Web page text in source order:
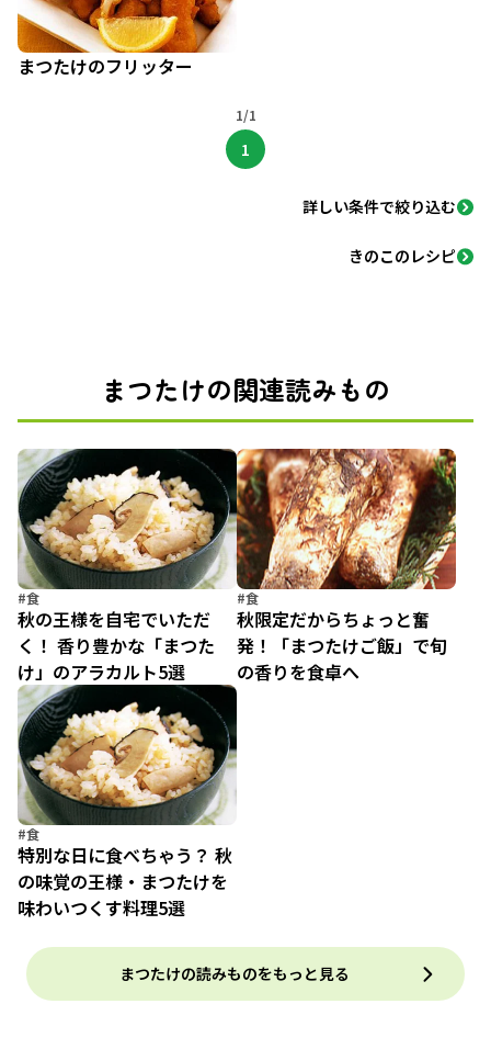
まつたけのフリッター
1/1
1
詳しい条件で絞り込む
きのこのレシピ
まつたけの関連読みもの
#食
秋の王様を自宅でいただ
く！ 香り豊かな「まつた
け」のアラカルト5選
#食
秋限定だからちょっと奮
発！「まつたけご飯」で旬
の香りを食卓へ
#食
特別な日に食べちゃう？ 秋
の味覚の王様・まつたけを
味わいつくす料理5選
まつたけの読みものをもっと見る